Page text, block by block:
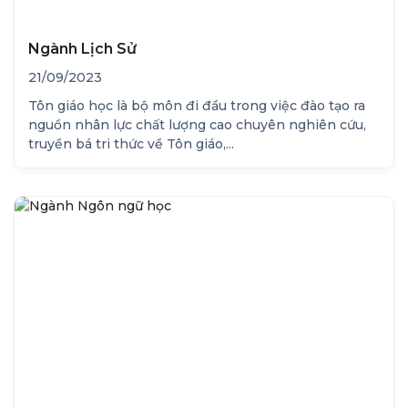
Ngành Lịch Sử
21/09/2023
Tôn giáo học là bộ môn đi đầu trong việc đào tạo ra
nguồn nhân lực chất lượng cao chuyên nghiên cứu,
truyền bá tri thức về Tôn giáo,...